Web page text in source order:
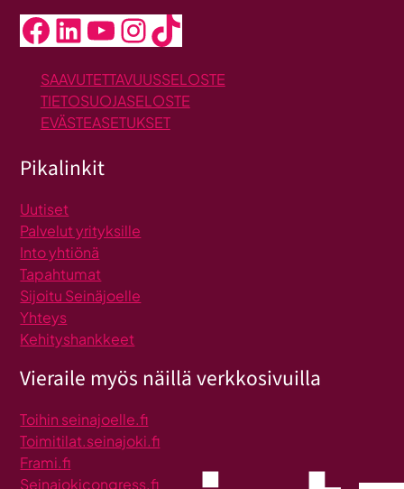
Facebook LinkedIn YouTube InstagramTikTok
SAAVUTETTAVUUSSELOSTE
TIETOSUOJASELOSTE
EVÄSTEASETUKSET
Pikalinkit
Uutiset
Palvelut yrityksille
Into yhtiönä
Tapahtumat
Sijoitu Seinäjoelle
Yhteys
Kehityshankkeet
Vieraile myös näillä verkkosivuilla
Toihin seinajoelle.fi
Toimitilat.seinajoki.fi
Frami.fi
Seinajokicongress.fi